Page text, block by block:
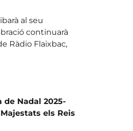
al seu
continuarà
Ràdio Flaixbac,
de Nadal 2025-
els Reis